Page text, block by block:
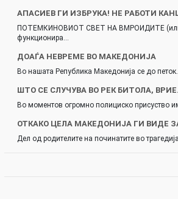
АПАСИЕВ ГИ ИЗБРУКА! НЕ РАБОТИ
ПОТЕМКИНОВИОТ СВЕТ НА ВМРОИДИТЕ
функционира…
ДОАЃА НЕВРЕМЕ ВО МАКЕДОНИЈА
Во нашата Република Македонија се до
ШТО СЕ СЛУЧУВА ВО РЕК БИТОЛА,
Во моментов огромно полициско присуство
ОТКАКО ЦЕЛА МАКЕДОНИЈА ГИ ВИДЕ
Дел од родителите на починатите во